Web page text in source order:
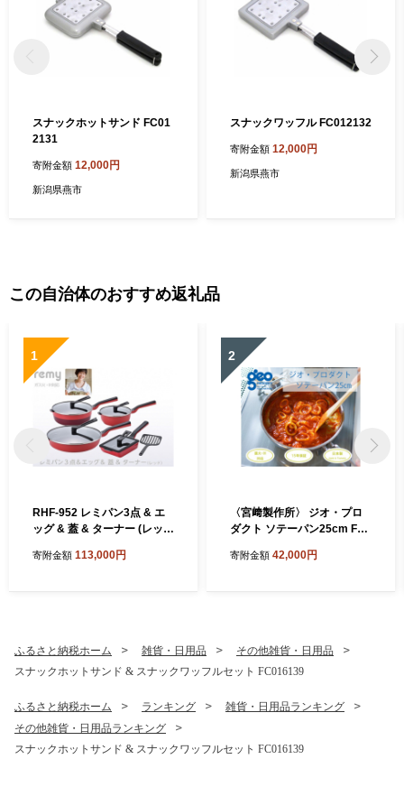
スナックホットサンド FC01
2131
寄附金額 12,000円
新潟県燕市
スナックワッフル FC012132
寄附金額 12,000円
新潟県燕市
この自治体のおすすめ返礼品
1
RHF-952 レミパン3点 & エ
ッグ & 蓋 & ターナー (レッ
寄附金額 113,000円
2
〈宮﨑製作所〉 ジオ・プロ
ダクト ソテーパン25cm FC0
対応 鍋 ステンレス 燕三条 燕
寄附金額 42,000円
ふるさと納税ホーム 雑貨・日用品
その他雑貨・日用品
スナックホットサンド & スナックワッフルセット FC016139
ふるさと納税ホーム ランキング
雑貨・日用品ランキング
その他雑貨・日用品ランキング
スナックホットサンド & スナックワッフルセット FC016139